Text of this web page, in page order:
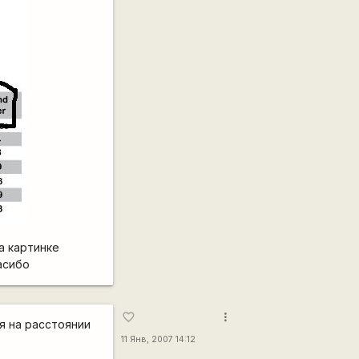
картинке
на расстоянии
favorite_border
11 Янв, 2007 14:12
more_vert